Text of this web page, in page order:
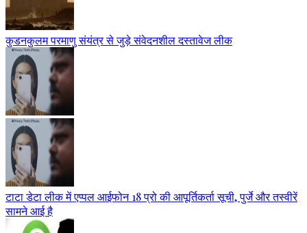
कुडनकुलम परमाणु संयंत्र से जुड़े संवेदनशील दस्तावेज लीक
टाटा डेटा लीक में एप्पल आईफोन 18 प्रो की आपूर्तिकर्ता सूची, पुर्जे और तस्वीरें
सामने आई है